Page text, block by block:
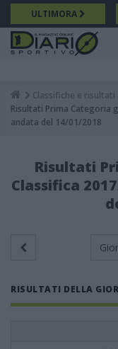
Salta
al
contenuto
principale
ULTIMORA
Classifiche e risultati
Risultati Prima Categoria
andata del 14/01/2018
Risultati
Classifica
RISULTATI DELLA